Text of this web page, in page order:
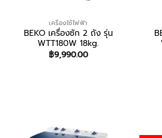
เครื่องใช้ไฟฟ้า
BEKO เครื่องซัก 2 ถัง รุ่น
WTT180W 18kg.
฿9,990.00